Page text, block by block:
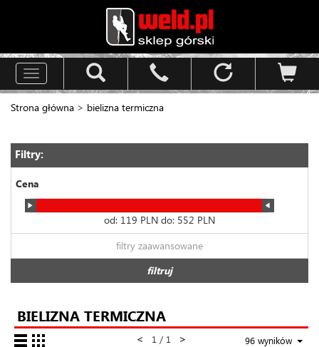
Toggle
navigation
Strona główna > bielizna termiczna
Filtry:
Cena
od: 119 PLN do: 552 PLN
filtry zaawansowane
filtruj
BIELIZNA TERMICZNA
< 1 / 1 > 96 wyników